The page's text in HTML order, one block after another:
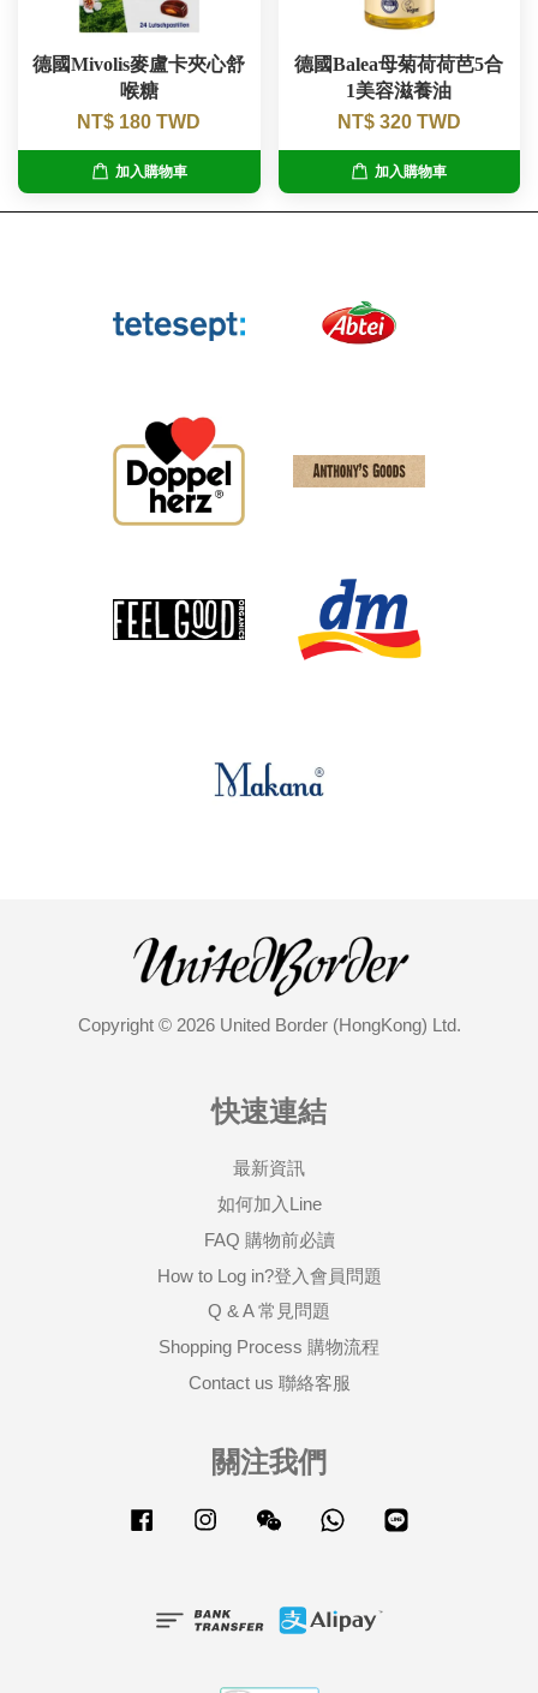
德國Mivolis麥盧卡夾心舒
喉糖
NT$ 180 TWD
加入購物車
德國Balea母菊荷荷芭5合
1美容滋養油
NT$ 320 TWD
加入購物車
Copyright © 2026 United Border (HongKong) Ltd.
快速連結
最新資訊
如何加入Line
FAQ 購物前必讀
How to Log in?登入會員問題
Q & A 常見問題
Shopping Process 購物流程
Contact us 聯絡客服
關注我們
Facebook Instagram Wechat Whatsapp